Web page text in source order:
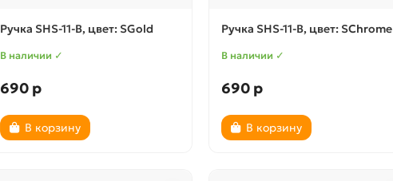
Ручка SHS-11-B, цвет: SGold
В наличии ✓
690 р
В корзину
Ручка SHS-11-B, цвет: SChrome
В наличии ✓
690 р
В корзину